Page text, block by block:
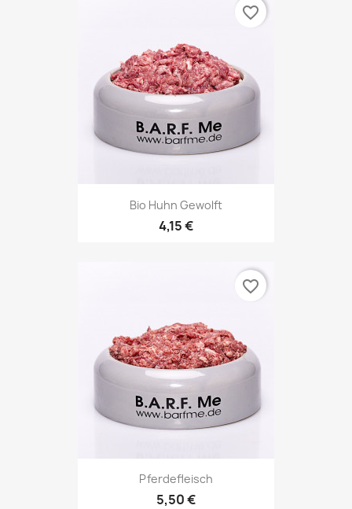
Bio Huhn Gewolft
4,15 €
favorite_border
Pferdefleisch
5,50 €
favorite_border